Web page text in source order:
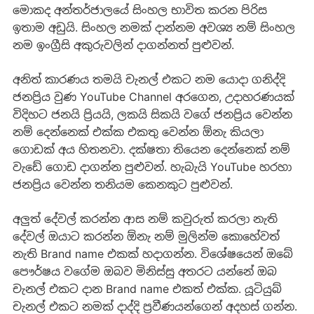
මොකද අන්තර්ජාලයේ සිංහල භාවිත කරන පිරිස
ඉතාම අඩුයි. සිංහල නමක් දාන්නම අවශ්‍ය නම් සිංහල
නම ඉංග්‍රීසි අකුරුවලින් දාගන්නත් පුළුවන්.
අනිත් කාරණය තමයි චැනල් එකට නම යොදා ගනිද්දි
ජනප්‍රිය වුණ YouTube Channel අරගෙන, උදාහරණයක්
විදිහට ජනයි ප්‍රියයි, ලකයි සිකයි වගේ ජනප්‍රිය වෙන්න
නම් දෙන්නෙක් එක්ක එකතු වෙන්න ඕනැ කියලා
ගොඩක් අය හිතනවා. දක්ෂතා තියෙන දෙන්නෙක් නම්
වැඩේ ගොඩ දාගන්න පුළුවන්. හැබැයි YouTube හරහා
ජනප්‍රිය වෙන්න තනියම කෙනකුට පුළුවන්.
අලුත් දේවල් කරන්න ආස නම් කවුරුත් කරලා නැති
දේවල් ඔයාට කරන්න ඕනැ නම් මුලින්ම කොහේවත්
නැති Brand name එකක් හදාගන්න. විශේෂයෙන් ඔබේ
පෞර්ෂය වගේම ඔබව මිනිස්සු අතරට යන්නේ ඔබ
චැනල් එකට දාන Brand name එකත් එක්ක. යූටියුබ්
චැනල් එකට නමක් දාද්දි ප්‍රවීණයන්ගෙන් අදහස් ගන්න.